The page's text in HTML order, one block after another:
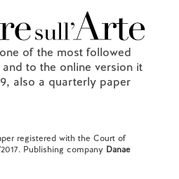
of the most followed
to the online version it
also a quarterly paper
registered with the Court of
Publishing company Danae